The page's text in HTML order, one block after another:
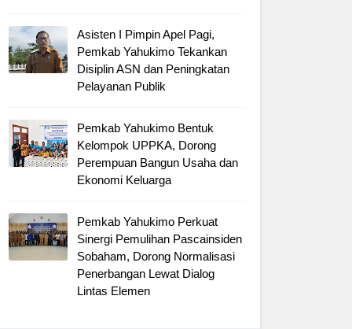
Asisten I Pimpin Apel Pagi,
Pemkab Yahukimo Tekankan
Disiplin ASN dan Peningkatan
Pelayanan Publik
Pemkab Yahukimo Bentuk
Kelompok UPPKA, Dorong
Perempuan Bangun Usaha dan
Ekonomi Keluarga
Pemkab Yahukimo Perkuat
Sinergi Pemulihan Pascainsiden
Sobaham, Dorong Normalisasi
Penerbangan Lewat Dialog
Lintas Elemen